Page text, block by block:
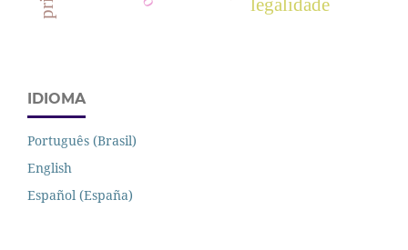
legalidade
IDIOMA
Português (Brasil)
English
Español (España)